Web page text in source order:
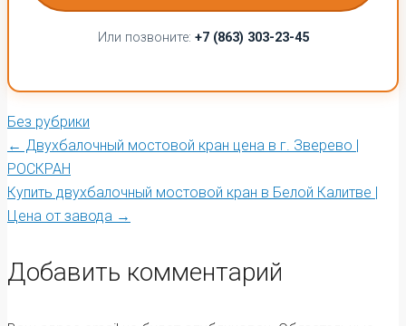
Или позвоните: +7 (863) 303-23-45
Без рубрики
Post
navigation
← Двухбалочный мостовой кран цена в г. Зверево |
РОСКРАН
Купить двухбалочный мостовой кран в Белой Калитве |
Цена от завода →
Добавить комментарий